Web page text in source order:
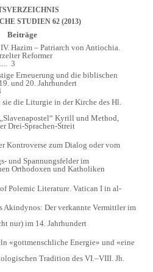
STUDIEN 62 (2013)
Beiträge
Hazim – Patriarch von Antiochia.
Reformer
3
Erneuerung und die biblischen
und 20. Jahrhundert
sie die Liturgie in der Kirche des Hl.
Kyrill und Method,
Drei-Sprachen-Streit
Kontroverse zum Dialog oder vom
und Spannungsfelder im
Orthodoxen und Katholiken
Polemic Literature.Vatican I in al-
Akindynos: Der verkannte Vermittler im
nur) im 14. Jahrhundert
«gottmenschliche Energie» und «eine
Tradition des VI.–VIII. Jh.